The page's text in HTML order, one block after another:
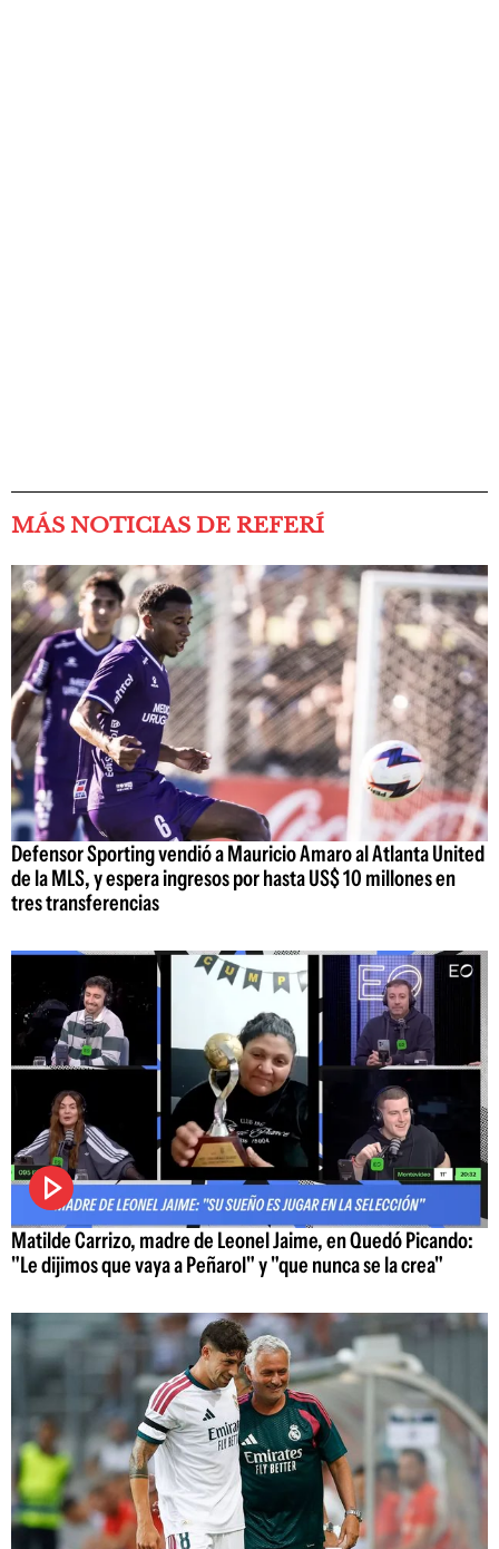
MÁS NOTICIAS DE REFERÍ
Defensor Sporting vendió a Mauricio Amaro al Atlanta United
de la MLS, y espera ingresos por hasta US$ 10 millones en
tres transferencias
Matilde Carrizo, madre de Leonel Jaime, en Quedó Picando:
"Le dijimos que vaya a Peñarol" y "que nunca se la crea"